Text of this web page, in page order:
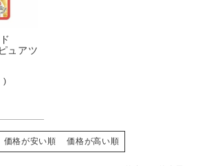
ュアツ
価格が安い順 価格が高い順